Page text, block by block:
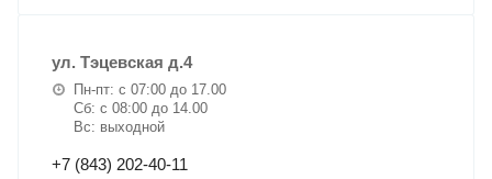
ул. Тэцевская д.4
Пн-пт: с 07:00 до 17.00
Сб: с 08:00 до 14.00
Вс: выходной
+7 (843) 202-40-11